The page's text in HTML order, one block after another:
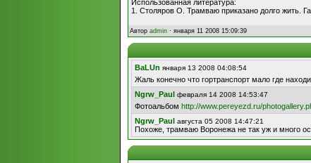
Использованная литература:
1. Столяров О. Трамваю приказано долго жить.
Автор admin · января 11 2008 15:09:39
BaLUn января 13 2008 04:08:54
Жаль конечно что гортранспорт мало где
Ngrw_Paul февраля 14 2008 14:53:47
Фотоальбом http://www.pereyezd.ru/
Ngrw_Paul августа 05 2008 14:47:21
Похоже, трамваю Воронежа не так уж и много